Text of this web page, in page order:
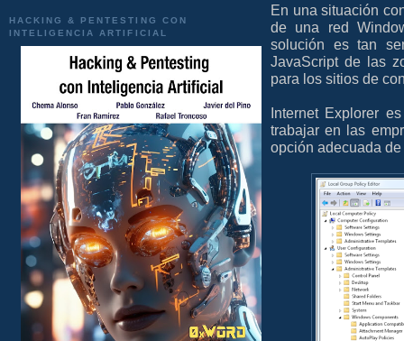
HACKING & PENTESTING CON
INTELIGENCIA ARTIFICIAL
En una situación
de una red
solución es tan
JavaScript de las
para los sitios de
Internet Explorer
trabajar en las
opción adecuada